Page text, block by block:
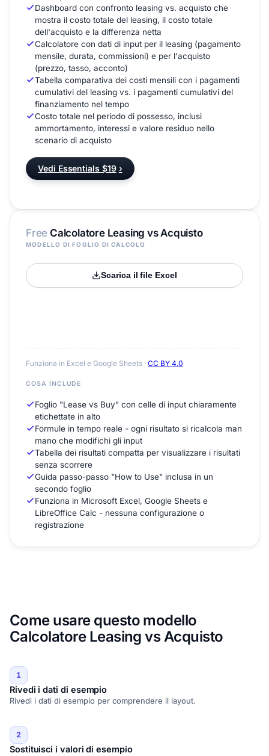
Free Calcolatore Leasing vs Acquisto
MODELLO DI FOGLIO DI CALCOLO
Scarica il file Excel
Funziona in Excel e Google Sheets · CC BY 4.0
COSA INCLUDE
Foglio "Lease vs Buy" con celle di input chiaramente
etichettate in alto
Formule in tempo reale - ogni risultato si ricalcola man
mano che modifichi gli input
Tabella dei risultati compatta per visualizzare i risultati
senza scorrere
Guida passo-passo "How to Use" inclusa in un
secondo foglio
Funziona in Microsoft Excel, Google Sheets e
LibreOffice Calc - nessuna configurazione o
registrazione
Dashboard con confronto leasing vs. acquisto che
mostra il costo totale del leasing, il costo totale
dell'acquisto e la differenza netta
Calcolatore con dati di input per il leasing (pagamento
mensile, durata, commissioni) e per l'acquisto
(prezzo, tasso, acconto)
Tabella comparativa dei costi mensili con i pagamenti
cumulativi del leasing vs. i pagamenti cumulativi del
finanziamento nel tempo
Costo totale nel periodo di possesso, inclusi
ammortamento, interessi e valore residuo nello
scenario di acquisto
Vedi Essentials $19 ›
Come usare questo modello
Calcolatore Leasing vs Acquisto
1
Rivedi i dati di esempio
Rivedi i dati di esempio per comprendere il layout.
2
Sostituisci i valori di esempio